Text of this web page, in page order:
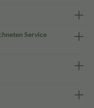
Service